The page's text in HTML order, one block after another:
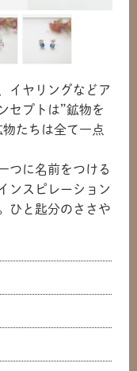
イヤリングなどア
セプトは”鉱物を
たちは全て一点
つに名前をつける
ンスピレーション
ひと匙分のささや